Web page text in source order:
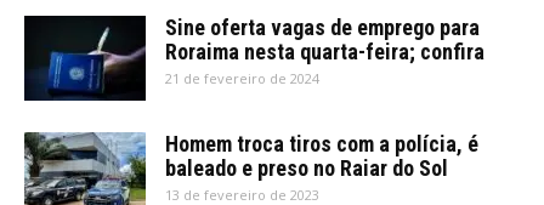
Sine oferta vagas de emprego para
Roraima nesta quarta-feira; confira
21 de fevereiro de 2024
Homem troca tiros com a polícia, é
baleado e preso no Raiar do Sol
13 de fevereiro de 2023